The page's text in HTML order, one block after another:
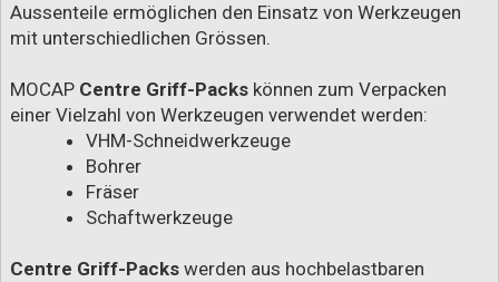
Aussenteile ermöglichen den Einsatz von Werkzeugen
mit unterschiedlichen Grössen.
MOCAP Centre Griff-Packs können zum Verpacken
einer Vielzahl von Werkzeugen verwendet werden:
VHM-Schneidwerkzeuge
Bohrer
Fräser
Schaftwerkzeuge
Centre Griff-Packs werden aus hochbelastbaren